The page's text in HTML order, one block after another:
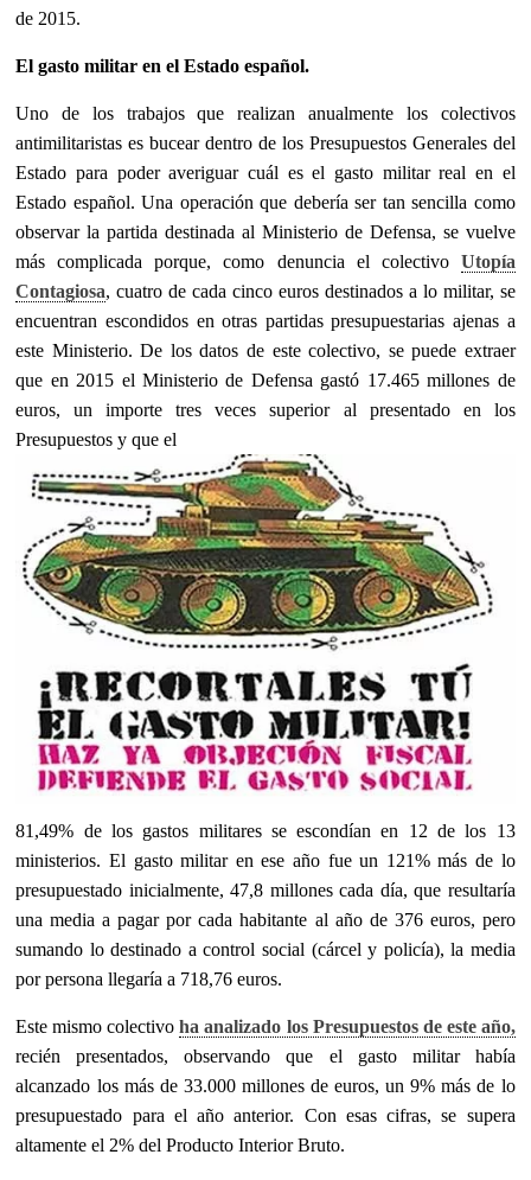
de 2015.
El gasto militar en el Estado español.
Uno de los trabajos que realizan anualmente los colectivos
antimilitaristas es bucear dentro de los Presupuestos Generales del
Estado para poder averiguar cuál es el gasto militar real en el
Estado español. Una operación que debería ser tan sencilla como
observar la partida destinada al Ministerio de Defensa, se vuelve
más complicada porque, como denuncia el colectivo Utopía
Contagiosa, cuatro de cada cinco euros destinados a lo militar, se
encuentran escondidos en otras partidas presupuestarias ajenas a
este Ministerio. De los datos de este colectivo, se puede extraer
que en 2015 el Ministerio de Defensa gastó 17.465 millones de
euros, un importe tres veces superior al presentado en los
Presupuestos y que el
81,49% de los gastos militares se escondían en 12 de los 13
ministerios. El gasto militar en ese año fue un 121% más de lo
presupuestado inicialmente, 47,8 millones cada día, que resultaría
una media a pagar por cada habitante al año de 376 euros, pero
sumando lo destinado a control social (cárcel y policía), la media
por persona llegaría a 718,76 euros.
Este mismo colectivoha analizado los Presupuestos de este año,
recién presentados, observando que el gasto militar había
alcanzado los más de 33.000 millones de euros, un 9% más de lo
presupuestado para el año anterior. Con esas cifras, se supera
altamente el 2% del Producto Interior Bruto.